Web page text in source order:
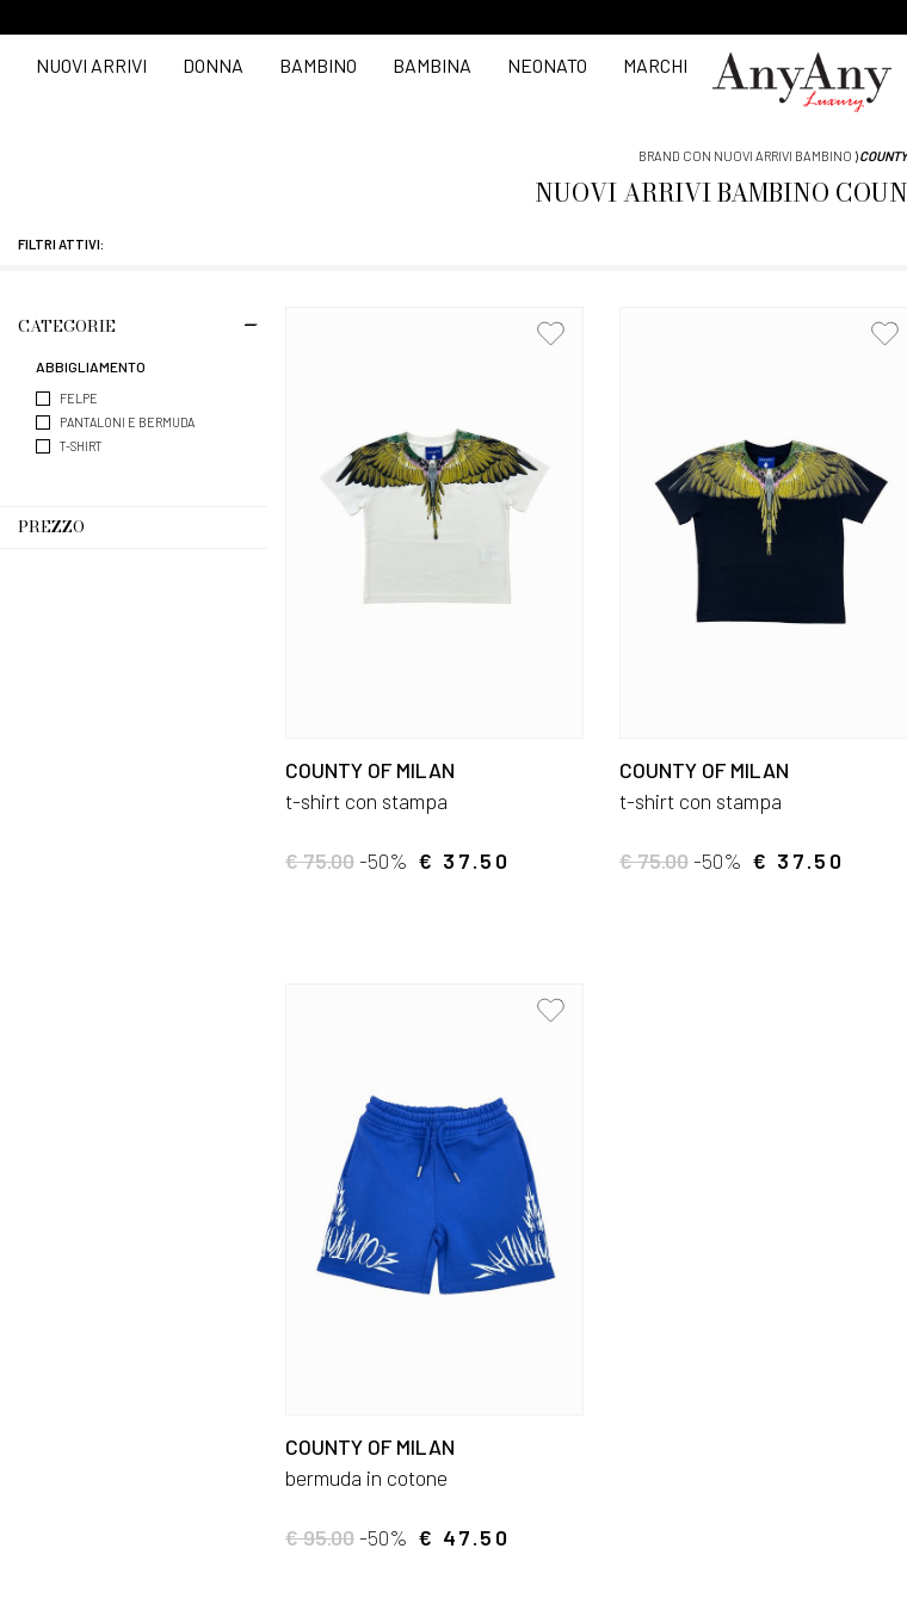
NUOVI ARRIVI DONNA BAMBINO BAMBINA NEONATO MARCHI
BRAND CON NUOVI ARRIVI BAMBINO ⟩
NUOVI ARRIVIBAMBINO
FILTRI ATTIVI:
CATEGORIE
ABBIGLIAMENTO
FELPE
PANTALONI E BERMUDA
T-SHIRT
PREZZO
COUNTY OF MILAN
t-shirt con stampa
€ 75.00-50% € 37.50
COUNTY OF MILAN
t-shirt con stampa
€ 75.00-50% € 37.50
COUNTY OF MILAN
bermuda in cotone
€ 95.00-50% € 47.50